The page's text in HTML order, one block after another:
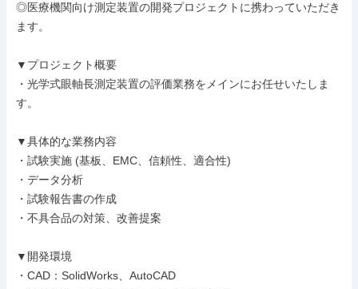
◎医療機関向け測定装置の開発プロジェクトに携わっていただき
ます。
▼プロジェクト概要
・光学式眼軸長測定装置の評価業務をメインにお任せいたしま
す。
▼具体的な業務内容
・試験実施 (基板、EMC、信頼性、適合性)
・データ分析
・試験報告書の作成
・不具合品の対策、改善提案
▼開発環境
・CAD：SolidWorks、AutoCAD